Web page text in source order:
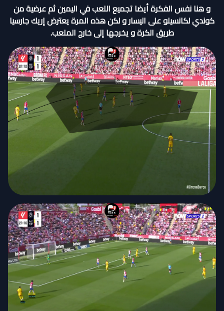
و هنا نفس الفكرة أيضا تجميع اللعب في اليمين ثم عرضية من
كوندي لكانسيلو على اليسار و لكن هذه المرة يعترض إريك جارسيا
طريق الكرة و يخرجها إلى خارج الملعب.